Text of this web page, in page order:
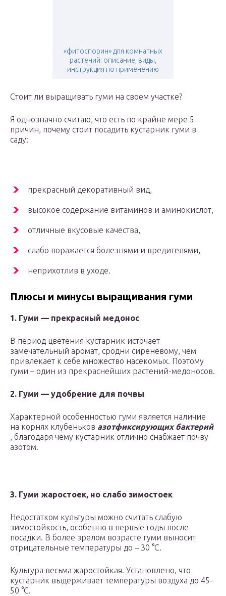
«фитоспорин» для комнатных
растений: описание, виды,
инструкция по применению
Стоит ли выращивать гуми на своем участке?
Я однозначно считаю, что есть по крайне мере 5
причин, почему стоит посадить кустарник гуми в
саду:
прекрасный декоративный вид,
высокое содержание витаминов и аминокислот,
отличные вкусовые качества,
слабо поражается болезнями и вредителями,
неприхотлив в уходе.
Плюсы и минусы выращивания гуми
1. Гуми — прекрасный медонос
В период цветения кустарник источает
замечательный аромат, сродни сиреневому, чем
привлекает к себе множество насекомых. Поэтому
гуми – один из прекраснейших растений-медоносов.
2. Гуми — удобрение для почвы
Характерной особенностью гуми является наличие
на корнях клубеньков азотфиксирующих бактерий
, благодаря чему кустарник отлично снабжает почву
азотом.
3. Гуми жаростоек, но слабо зимостоек
Недостатком культуры можно считать слабую
зимостойкость, особенно в первые годы после
посадки. В более зрелом возрасте гуми выносит
отрицательные температуры до – 30 °С.
Культура весьма жаростойкая. Установлено, что
кустарник выдерживает температуры воздуха до 45-
50 °С.